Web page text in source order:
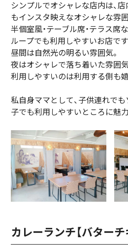
シンプルでオシャレな店内は、
もインスタ映えなオシャレな雰囲
半個室風・テーブル席・テラス席
ループでも利用しやすいお店です
昼間は自然光の明るい雰囲気。
夜はオシャレで落ち着いた雰囲
利用しやすいのは利用する側も
私自身ママとして、子供連れで
子でも利用しやすいところに魅
カレーランチ【バターチ